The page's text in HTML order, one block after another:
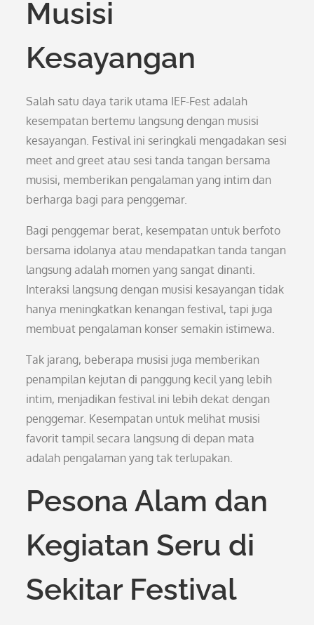
Musisi
Kesayangan
Salah satu daya tarik utama IEF-Fest adalah
kesempatan bertemu langsung dengan musisi
kesayangan. Festival ini seringkali mengadakan sesi
meet and greet atau sesi tanda tangan bersama
musisi, memberikan pengalaman yang intim dan
berharga bagi para penggemar.
Bagi penggemar berat, kesempatan untuk berfoto
bersama idolanya atau mendapatkan tanda tangan
langsung adalah momen yang sangat dinanti.
Interaksi langsung dengan musisi kesayangan tidak
hanya meningkatkan kenangan festival, tapi juga
membuat pengalaman konser semakin istimewa.
Tak jarang, beberapa musisi juga memberikan
penampilan kejutan di panggung kecil yang lebih
intim, menjadikan festival ini lebih dekat dengan
penggemar. Kesempatan untuk melihat musisi
favorit tampil secara langsung di depan mata
adalah pengalaman yang tak terlupakan.
Pesona Alam dan
Kegiatan Seru di
Sekitar Festival